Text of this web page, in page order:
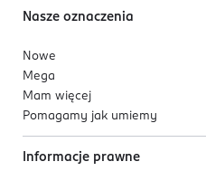
Nasze oznaczenia
Nowe
Mega
Mam więcej
Pomagamy jak umiemy
Informacje prawne